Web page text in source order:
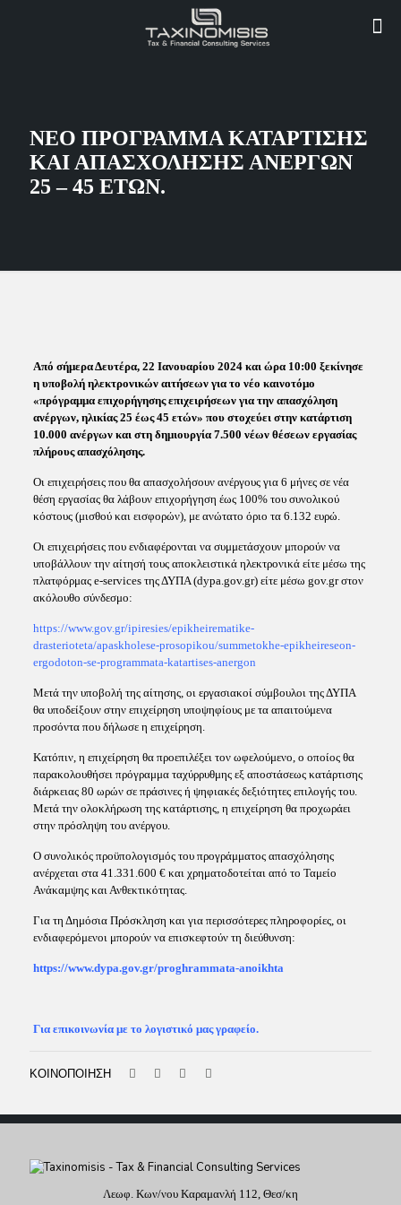
ΝΕΟ ΠΡΟΓΡΑΜΜΑ ΚΑΤΑΡΤΙΣΗΣ
ΚΑΙ ΑΠΑΣΧΟΛΗΣΗΣ ΑΝΕΡΓΩΝ
25 – 45 ΕΤΩΝ.
Από σήμερα Δευτέρα, 22 Ιανουαρίου 2024 και ώρα 10:00 ξεκίνησε
η υποβολή ηλεκτρονικών αιτήσεων για το νέο καινοτόμο
«πρόγραμμα επιχορήγησης επιχειρήσεων για την απασχόληση
ανέργων, ηλικίας 25 έως 45 ετών» που στοχεύει στην κατάρτιση
10.000 ανέργων και στη δημιουργία 7.500 νέων θέσεων εργασίας
πλήρους απασχόλησης.
Οι επιχειρήσεις που θα απασχολήσουν ανέργους για 6 μήνες σε νέα
θέση εργασίας θα λάβουν επιχορήγηση έως 100% του συνολικού
κόστους (μισθού και εισφορών), με ανώτατο όριο τα 6.132 ευρώ.
Οι επιχειρήσεις που ενδιαφέρονται να συμμετάσχουν μπορούν να
υποβάλλουν την αίτησή τους αποκλειστικά ηλεκτρονικά είτε μέσω της
πλατφόρμας e-services της ΔΥΠΑ (dypa.gov.gr) είτε μέσω gov.gr στον
ακόλουθο σύνδεσμο:
https://www.gov.gr/ipiresies/epikheirematike-
drasterioteta/apaskholese-prosopikou/summetokhe-epikheireseon-
ergodoton-se-programmata-katartises-anergon
Μετά την υποβολή της αίτησης, οι εργασιακοί σύμβουλοι της ΔΥΠΑ
θα υποδείξουν στην επιχείρηση υποψηφίους με τα απαιτούμενα
προσόντα που δήλωσε η επιχείρηση.
Κατόπιν, η επιχείρηση θα προεπιλέξει τον ωφελούμενο, ο οποίος θα
παρακολουθήσει πρόγραμμα ταχύρρυθμης εξ αποστάσεως κατάρτισης
διάρκειας 80 ωρών σε πράσινες ή ψηφιακές δεξιότητες επιλογής του.
Μετά την ολοκλήρωση της κατάρτισης, η επιχείρηση θα προχωράει
στην πρόσληψη του ανέργου.
Ο συνολικός προϋπολογισμός του προγράμματος απασχόλησης
ανέρχεται στα 41.331.600 € και χρηματοδοτείται από το Ταμείο
Ανάκαμψης και Ανθεκτικότητας.
Για τη Δημόσια Πρόσκληση και για περισσότερες πληροφορίες, οι
ενδιαφερόμενοι μπορούν να επισκεφτούν τη διεύθυνση:
https://www.dypa.gov.gr/proghrammata-anoikhta
Για επικοινωνία με το λογιστικό μας γραφείο.
ΚΟΙΝΟΠΟΙΗΣΗ
Λεωφ. Κων/νου Καραμανλή 112, Θεσ/κη